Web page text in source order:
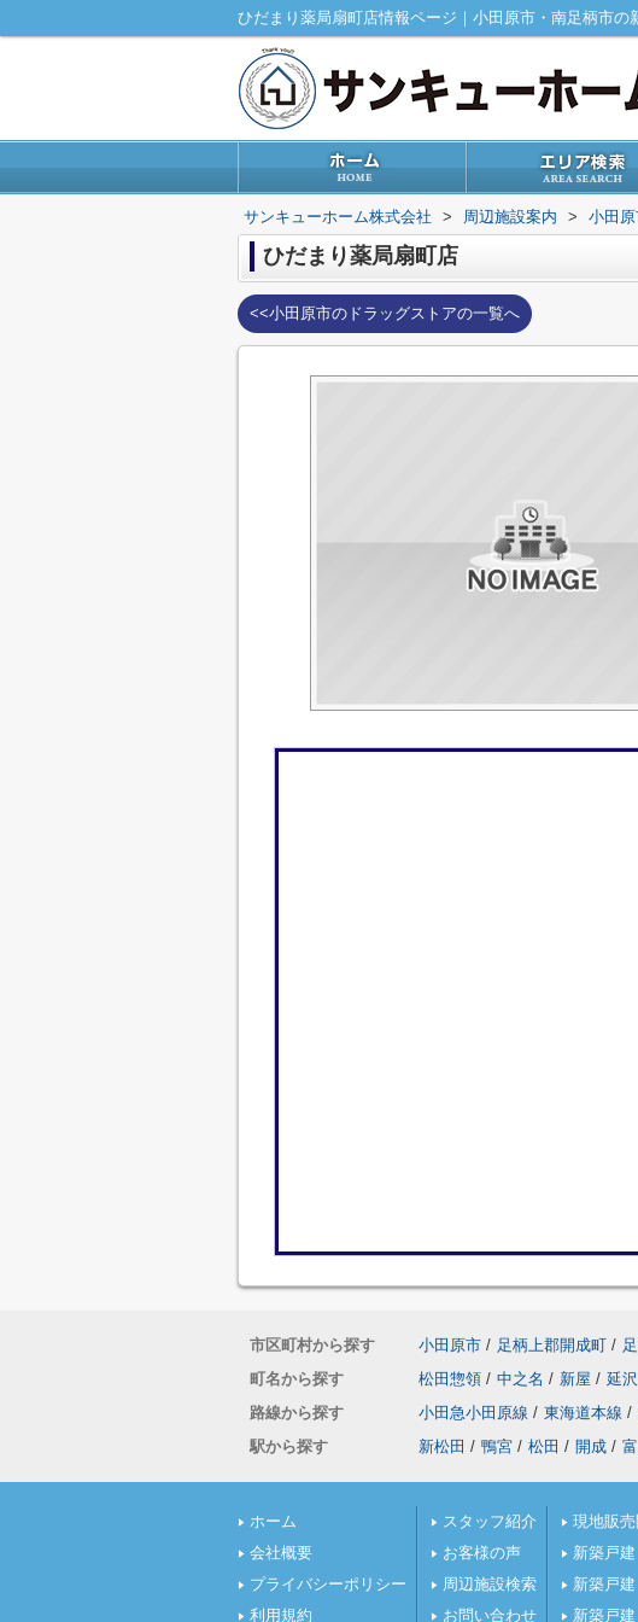
ひだまり薬局扇町店情報ページ｜小田原市・南足柄市の
サンキューホーム株式会社 > 周辺施設案内 > 小田
ひだまり薬局扇町店
<<小田原市のドラッグストアの一覧へ
市区町村から探す 小田原市 / 足柄上郡開成町 /
町名から探す
松田惣領 / 中之名 / 新屋 / 延沢
路線から探す
小田急小田原線 / 東海道本線 /
駅から探す
新松田 / 鴨宮 / 松田 / 開成 /
ホーム
会社概要
プライバシーポリシー
利用規約
スタッフ紹介
お客様の声
周辺施設検索
お問い合わせ
現地販
新築戸
新築戸
新築戸